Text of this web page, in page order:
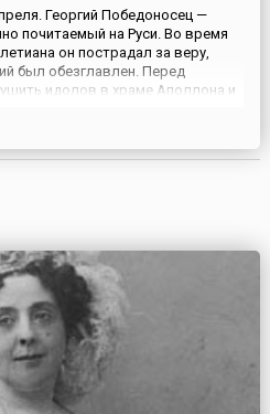
Георгий Победоносец —
почитаемый на Руси. Во время
он пострадал за веру,
был обезглавлен. Перед
идолов в храме Аполлона и